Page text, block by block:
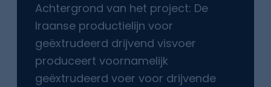
Achtergrond van het project: De
Iraanse productielijn voor
geëxtrudeerd drijvend visvoer
produceert voornamelijk
geëxtrudeerd voer voor drijvende